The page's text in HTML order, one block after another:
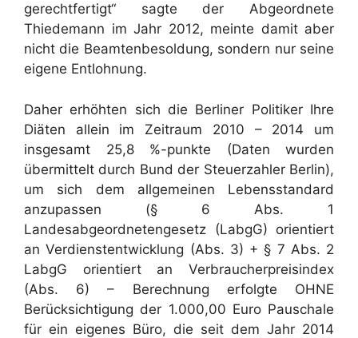
gerechtfertigt“ sagte der Abgeordnete
Thiedemann im Jahr 2012, meinte damit aber
nicht die Beamtenbesoldung, sondern nur seine
eigene Entlohnung.
Daher erhöhten sich die Berliner Politiker Ihre
Diäten allein im Zeitraum 2010 – 2014 um
insgesamt 25,8 %-punkte (Daten wurden
übermittelt durch Bund der Steuerzahler Berlin),
um sich dem allgemeinen Lebensstandard
anzupassen (§ 6 Abs. 1
Landesabgeordnetengesetz (LabgG) orientiert
an Verdienstentwicklung (Abs. 3) + § 7 Abs. 2
LabgG orientiert an Verbraucherpreisindex
(Abs. 6) – Berechnung erfolgte OHNE
Berücksichtigung der 1.000,00 Euro Pauschale
für ein eigenes Büro, die seit dem Jahr 2014